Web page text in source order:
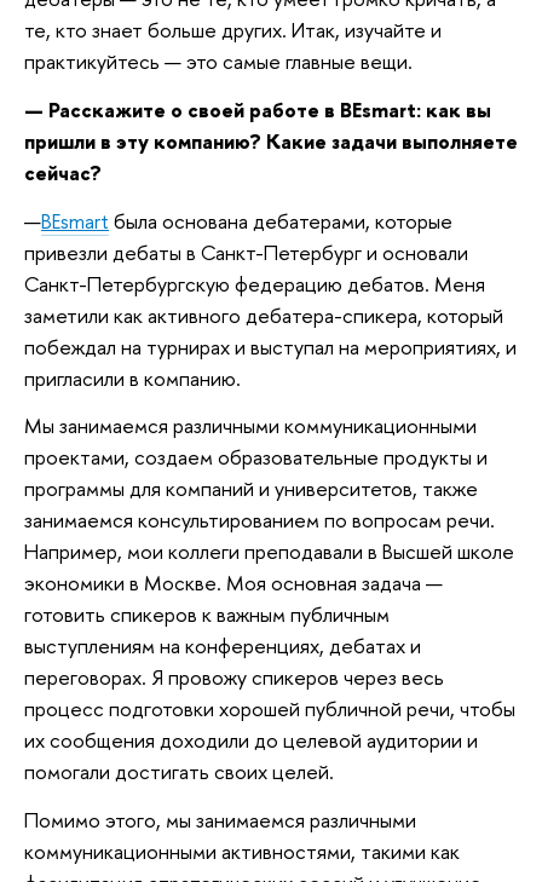
те, кто знает больше других. Итак, изучайте и
практикуйтесь — это самые главные вещи.
— Расскажите о своей работе в BEsmart: как вы
пришли в эту компанию? Какие задачи выполняете
сейчас?
—BEsmart была основана дебатерами, которые
привезли дебаты в Санкт-Петербург и основали
Санкт-Петербургскую федерацию дебатов. Меня
заметили как активного дебатера-спикера, который
побеждал на турнирах и выступал на мероприятиях, и
пригласили в компанию.
Мы занимаемся различными коммуникационными
проектами, создаем образовательные продукты и
программы для компаний и университетов, также
занимаемся консультированием по вопросам речи.
Например, мои коллеги преподавали в Высшей школе
экономики в Москве. Моя основная задача —
готовить спикеров к важным публичным
выступлениям на конференциях, дебатах и
переговорах. Я провожу спикеров через весь
процесс подготовки хорошей публичной речи, чтобы
их сообщения доходили до целевой аудитории и
помогали достигать своих целей.
Помимо этого, мы занимаемся различными
коммуникационными активностями, такими как